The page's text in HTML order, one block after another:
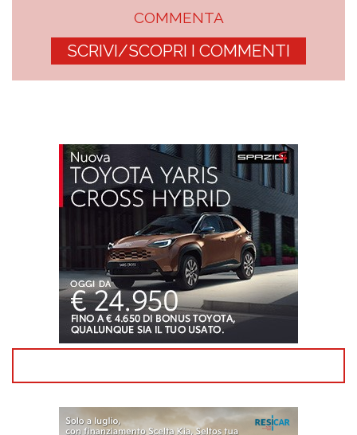
COMMENTA
SCRIVI/SCOPRI I COMMENTI